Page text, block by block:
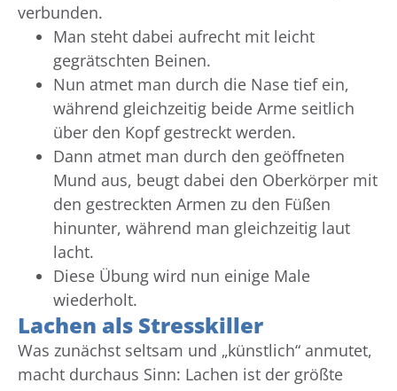
verbunden.
Man steht dabei aufrecht mit leicht
gegrätschten Beinen.
Nun atmet man durch die Nase tief ein,
während gleichzeitig beide Arme seitlich
über den Kopf gestreckt werden.
Dann atmet man durch den geöffneten
Mund aus, beugt dabei den Oberkörper mit
den gestreckten Armen zu den Füßen
hinunter, während man gleichzeitig laut
lacht.
Diese Übung wird nun einige Male
wiederholt.
Lachen als Stresskiller
Was zunächst seltsam und „künstlich“ anmutet,
macht durchaus Sinn: Lachen ist der größte